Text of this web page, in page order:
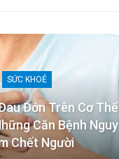
SỨC KHOẺ
Đớn Trên Cơ Thể
Căn Bệnh Nguy
Chết Người